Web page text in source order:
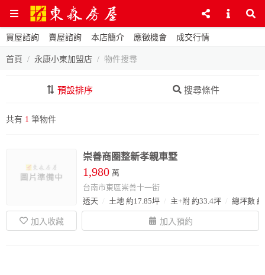
買屋諮詢 賣屋諮詢 本店簡介 應徵機會 成交行情
首頁 永康小東加盟店 物件搜尋
預設排序 搜尋條件
共有 1 筆物件
崇善商圈整新孝親車墅
1,980 萬
台南市東區崇善十一街
透天
土地 約17.85坪 主+附 約33.4坪 總坪數